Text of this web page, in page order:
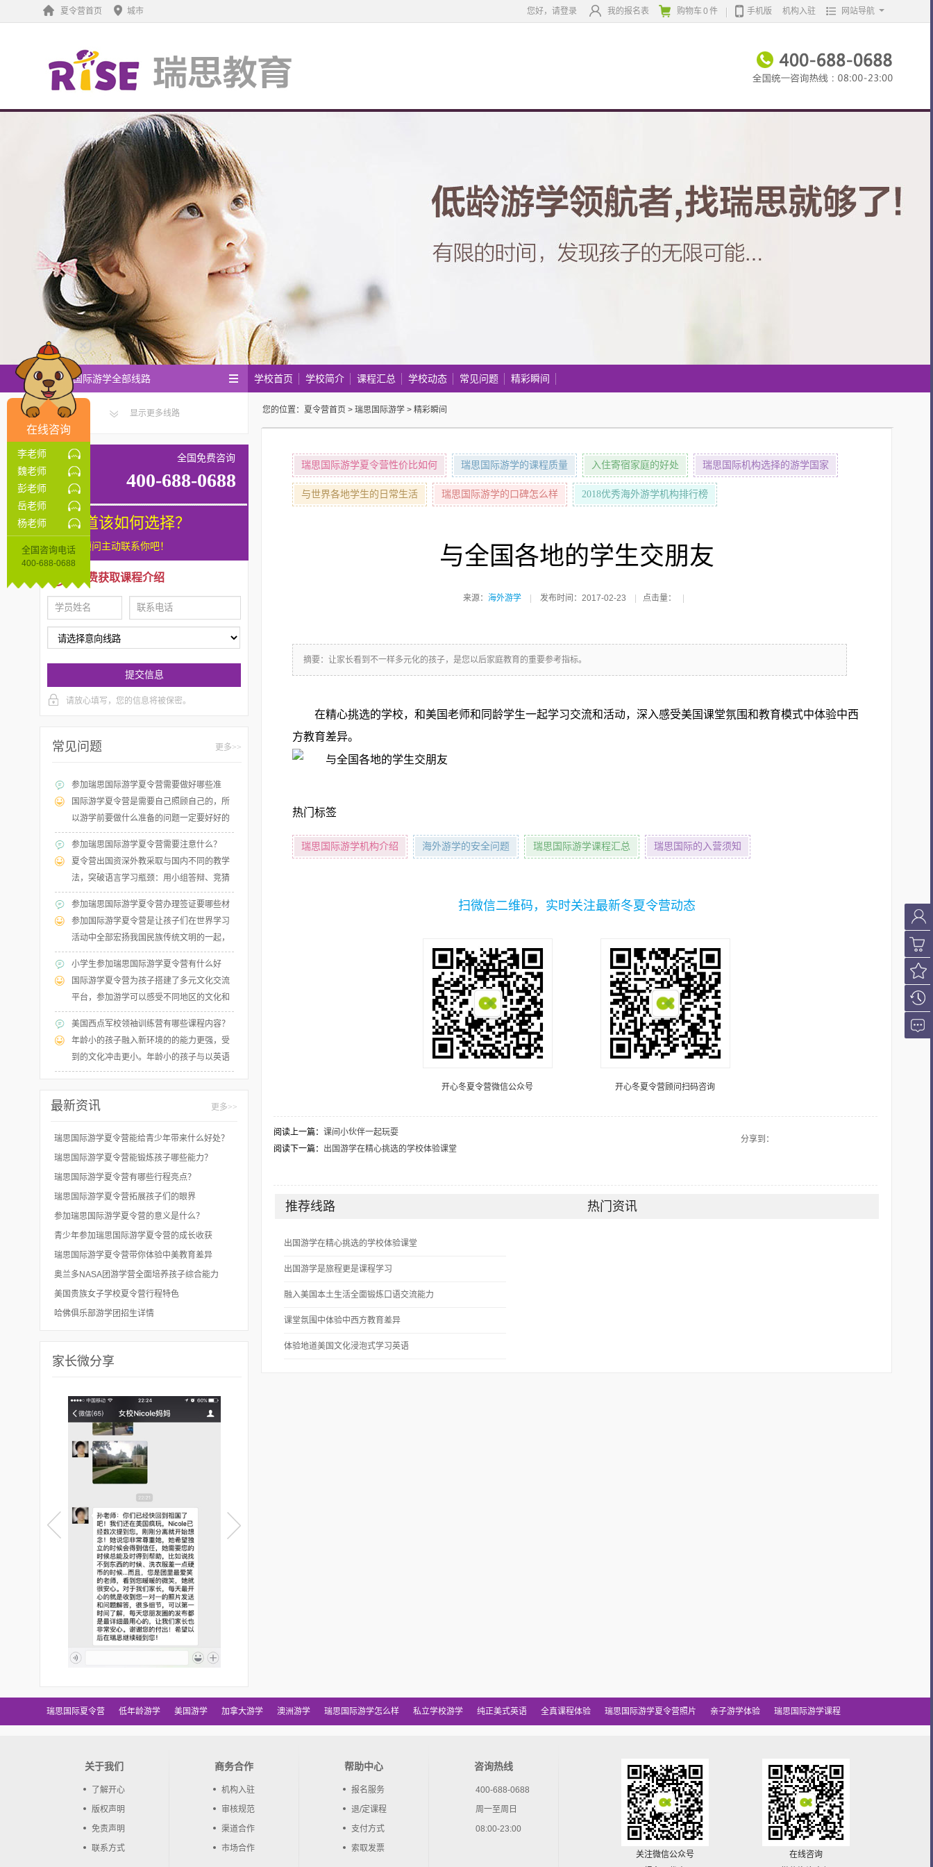
夏令营首页 城市 我的报名表 购物车0 件 手机版 机构入驻 网站导航
您好，请登录
瑞思国际游学全部线路 学校首页 学校简介 课程汇总 学校动态 常见问题 精彩瞬间
显示更多线路
全国免费咨询
400-688-0688
不知道该如何选择？
让咨询顾问主动联系你吧！
免费获取课程介绍
提交信息
请放心填写，您的信息将被保密。
常见问题 更多>>
参加瑞思国际游学夏令营需要做好哪些准
备？
国际游学夏令营是需要自己照顾自己的，所
以游学前要做什么准备的问题一定要好好的
了解，据夏令营的老师介绍，孩子出游是一
参加瑞思国际游学夏令营需要注意什么？
夏令营出国资深外教采取与国内不同的教学
法，突破语言学习瓶颈：用小组答辩、竞猜
谜题、手工制作、角色扮演等不同课堂形
参加瑞思国际游学夏令营办理签证要哪些材
料？
参加国际游学夏令营是让孩子们在世界学习
活动中全部宏扬我国民族传统文明的一起，
添加学生对世界文明的了解，强化英语的运
小学生参加瑞思国际游学夏令营有什么好
处？
国际游学夏令营为孩子搭建了多元文化交流
平台，参加游学可以感受不同地区的文化和
风俗，结交来自不同地区的朋友，一起上
美国西点军校领袖训练营有哪些课程内容？
年龄小的孩子融入新环境的的能力更强，受
到的文化冲击更小。年龄小的孩子与以英语
为母语的同龄人交流简单，更容易交朋友。
最新资讯 更多>>
瑞思国际游学夏令营能给青少年带来什么好处？
瑞思国际游学夏令营能锻炼孩子哪些能力？
瑞思国际游学夏令营有哪些行程亮点？
瑞思国际游学夏令营拓展孩子们的眼界
参加瑞思国际游学夏令营的意义是什么？
青少年参加瑞思国际游学夏令营的成长收获
瑞思国际游学夏令营带你体验中美教育差异
奥兰多NASA团游学营全面培养孩子综合能力
美国贵族女子学校夏令营行程特色
哈佛俱乐部游学团招生详情
家长微分享
您的位置： 夏令营首页 > 瑞思国际游学 > 精彩瞬间
瑞思国际游学夏令营性价比如何 瑞思国际游学的课程质量 入住寄宿家庭的好处 瑞思国际机构选择的游学国家
与世界各地学生的日常生活 瑞思国际游学的口碑怎么样 2018优秀海外游学机构排行榜
与全国各地的学生交朋友
来源： 海外游学 发布时间：2017-02-23 点击量：
摘要： 让家长看到不一样多元化的孩子，是您以后家庭教育的重要参考指标。
在精心挑选的学校，和美国老师和同龄学生一起学习交流和活动，深入感受美国课堂氛围和教育模式中体验中西
方教育差异。
热门标签
瑞思国际游学机构介绍 海外游学的安全问题 瑞思国际游学课程汇总 瑞思国际的入营须知
扫微信二维码，实时关注最新冬夏令营动态
开心冬夏令营微信公众号 开心冬夏令营顾问扫码咨询
阅读上一篇： 课间小伙伴一起玩耍
阅读下一篇： 出国游学在精心挑选的学校体验课堂
分享到：
推荐线路 热门资讯
出国游学在精心挑选的学校体验课堂
出国游学是旅程更是课程学习
融入美国本土生活全面锻炼口语交流能力
课堂氛围中体验中西方教育差异
体验地道美国文化浸泡式学习英语
瑞思国际夏令营 低年龄游学 美国游学 加拿大游学 澳洲游学 瑞思国际游学怎么样 私立学校游学 纯正美式英语 全真课程体验 瑞思国际游学夏令营照片 亲子游学体验 瑞思国际游学课程
关于我们
了解开心
版权声明
免责声明
联系方式
商务合作
机构入驻
审核规范
渠道合作
市场合作
帮助中心
报名服务
退/定课程
支付方式
索取发票
咨询热线
400-688-0688
周一至周日
08:00-23:00
关注微信公众号
在线咨询
会员登
录
购课车
我的收
藏
浏览历
在线咨询
李老师
魏老师
彭老师
岳老师
杨老师
全国咨询电话
400-688-0688